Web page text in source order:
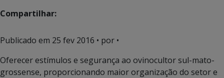
Compartilhar:
Publicado em 25 fev 2016 • por •
Oferecer estímulos e segurança ao ovinocultor sul-mato-
grossense, proporcionando maior organização do setor e